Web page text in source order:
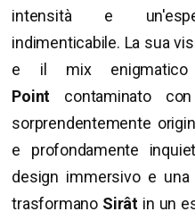
intensità e
indimenticabile. La sua
e il mix
Point
contaminato
sorprendentemente
e profondamente
design immersivo e
trasformano Sirâtin un